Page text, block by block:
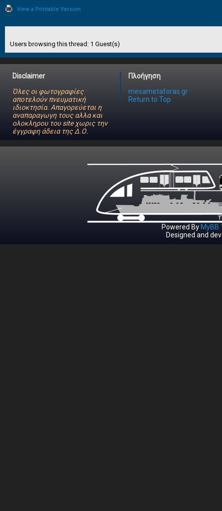
View a Printable Version
Users browsing this thread: 1 Guest(s)
Disclaimer
Όλες οι φωτογραφίες
αποτελούν πνευματική
ιδιοκτησία. Απαγορεύεται η
αναπαραγωγη τους αλλα και
ολοκληρου του site χωρις την
έγγραφη άδεια της Δ.Ο.
Πλοήγηση
mesametaforas.gr
Return to Top
Powered By MyBB
Designed and